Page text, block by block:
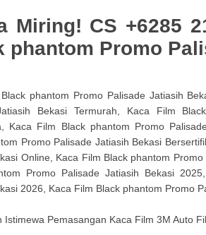
Miring! CS +6285
phantom Promo
phantom Promo Palisade Jatiasih
Bekasi Termurah, Kaca Film
Kaca Film Black phantom Promo
Promo Palisade Jatiasih Bekasi
Online, Kaca Film Black phantom
Promo Palisade Jatiasih Bekasi
2026, Kaca Film Black phantom Promo
Istimewa Pemasangan Kaca Film 3M Auto